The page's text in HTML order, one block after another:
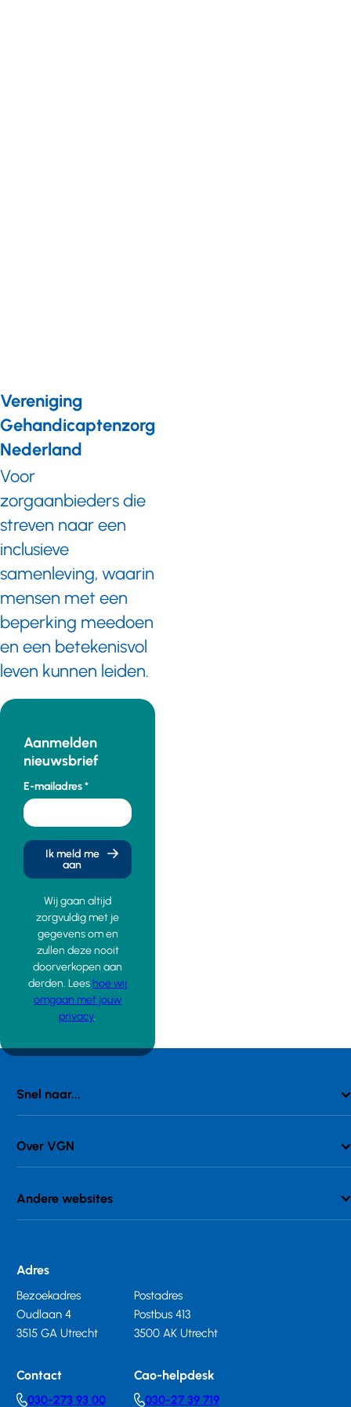
Vereniging
Gehandicaptenzorg
Nederland
Voor
zorgaanbieders die
streven naar een
inclusieve
samenleving, waarin
mensen met een
beperking meedoen
en een betekenisvol
leven kunnen leiden.
Aanmelden
nieuwsbrief
E-mailadres
Ik meld me
aan
Wij gaan altijd
zorgvuldig met je
gegevens om en
zullen deze nooit
doorverkopen aan
derden. Lees hoe wij
omgaan met jouw
privacy.
Snel naar...
Over VGN
Andere websites
Adres
Bezoekadres
Oudlaan 4
3515 GA Utrecht
Postadres
Postbus 413
3500 AK Utrecht
Contact
Telephonenumber
030-273 93 00
Cao-helpdesk
Telephonenumber
030-27 39 719